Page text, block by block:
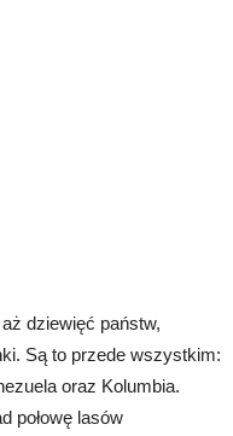
dziewięć państw,
Są to przede wszystkim:
oraz Kolumbia.
połowę lasów